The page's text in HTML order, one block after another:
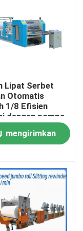
Lipat Serbet
Otomatis
1/8 Efisien
dengan pompa
mengirimkan